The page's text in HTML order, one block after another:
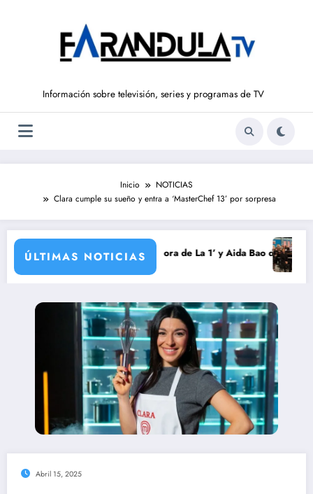
Información sobre televisión, series y programas de TV
Inicio
NOTICIAS
Clara cumple su sueño y entra a ‘MasterChef 13’ por sorpresa
ÚLTIMAS NOTICIAS
vuelve a ‘La Hora de La 1’ y Aida Bao da el salto aAdiós a
Abril 15, 2025